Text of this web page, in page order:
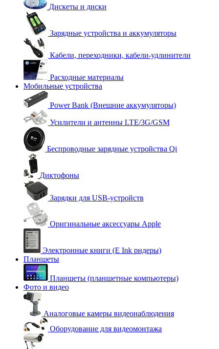
Дискеты и диски
Зарядные устройства и аккумуляторы
Кабели, переходники, кабели-удлинители
Расходные материалы
Мобильные устройства
Power Bank (Внешние аккумуляторы)
Усилители и антенны LTE/3G/GSM
Беспроводные зарядные устройства Qi
Диктофоны
Зарядки для USB-устройств
Оригинальные аксессуары Apple
Электронные книги (E Ink ридеры)
Планшеты
Планшеты (планшетные компьютеры)
Фото и видео
Аналоговые камеры видеонаблюдения
Оборудование для видеомонтажа